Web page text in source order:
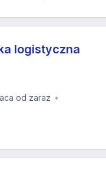
logistyczna
od zaraz